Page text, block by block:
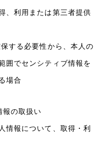
、利用または第三者提供
する必要性から、本人の
囲でセンシティブ情報を
場合
報の取扱い
情報について、取得・利